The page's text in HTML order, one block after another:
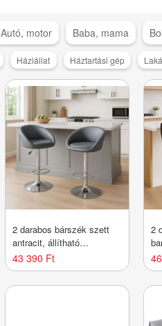
Autó, motor Baba, mama
Háziállat Háztartási gép
2 darabos bárszék szett
antracit, állítható
magasság
43 390 Ft
2